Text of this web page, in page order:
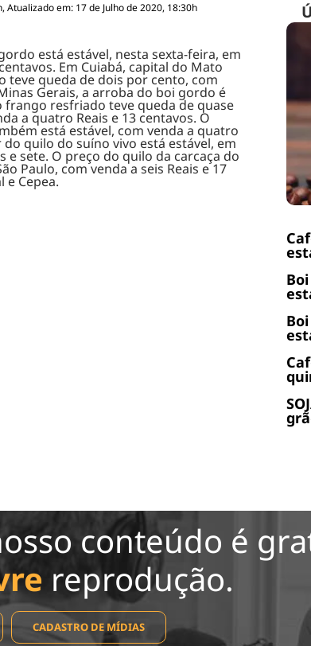
em: 17 de Julho de 2020, 18:30h
está estável, nesta sexta-feira, em
Em Cuiabá, capital do Mato
teve queda de dois por cento, com
Gerais, a arroba do boi gordo é
frango resfriado teve queda de quase
a quatro Reais e 13 centavos. O
está estável, com venda a quatro
quilo do suíno vivo está estável, em
e sete. O preço do quilo da carcaça do
Paulo, com venda a seis Reais e 17
e Cepea.
conteúdo é
reprodução.
CADASTRO DE MÍDIAS